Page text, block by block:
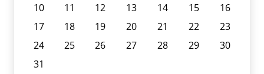
10
11 12 13 14 15
16
17
18 19 20 21 22
23
24
25 26 27 28 29
30
31